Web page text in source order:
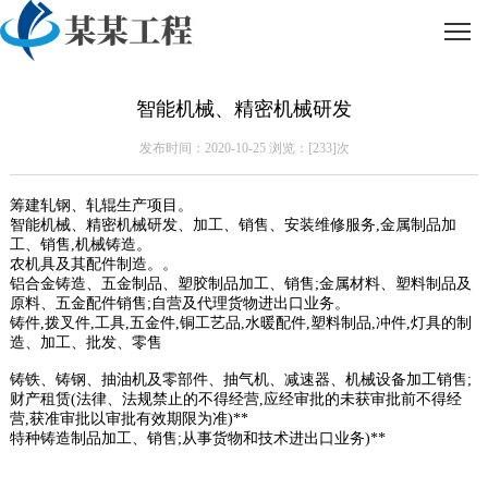
智能机械、精密机械研发
发布时间：2020-10-25 浏览：[233]次
筹建轧钢、轧辊生产项目。
智能机械、精密机械研发、加工、销售、安装维修服务,金属制品加
工、销售,机械铸造。
农机具及其配件制造。。
铝合金铸造、五金制品、塑胶制品加工、销售;金属材料、塑料制品及
原料、五金配件销售;自营及代理货物进出口业务。
铸件,拨叉件,工具,五金件,铜工艺品,水暖配件,塑料制品,冲件,灯具的制
造、加工、批发、零售
铸铁、铸钢、抽油机及零部件、抽气机、减速器、机械设备加工销售;
财产租赁(法律、法规禁止的不得经营,应经审批的未获审批前不得经
营,获准审批以审批有效期限为准)**
特种铸造制品加工、销售;从事货物和技术进出口业务)**